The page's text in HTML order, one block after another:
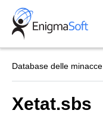
Skip
content
Database delle minacce
Xetat.sbs